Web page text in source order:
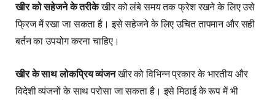
खीर को सहेजने के तरीकेखीर को लंबे समय तक फ्रेश रखने के लिए उसे
फ्रिज में रखा जा सकता है। इसे सहेजने के लिए उचित तापमान और सही
बर्तन का उपयोग करना चाहिए।
खीर के साथ लोकप्रिय व्यंजनखीर को विभिन्न प्रकार के भारतीय और
विदेशी व्यंजनों के साथ परोसा जा सकता है। इसे मिठाई के रूप में भी